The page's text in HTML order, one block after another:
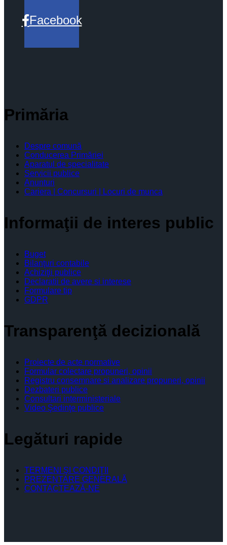
Facebook
Primăria
Despre comună
Conducerea Primăriei
Aparatul de specialitate
Servicii publice
Anunturi
Cariera | Concursuri | Locuri de munca
Informaţii de interes public
Buget
Bilanţuri contabile
Achiziţii publice
Declaratii de avere si interese
Formulare tip
GDPR
Transparenţă decizională
Proiecte de acte normative
Formular colectare propuneri, opinii
Registru consemnare si analizare propuneri, opinii
Dezbateri publice
Consultari interministeriale
Video Şedinţe publice
Legături rapide
TERMENI ŞI CONDIŢII
PREZENTARE GENERALĂ
CONTACTEAZĂ-NE